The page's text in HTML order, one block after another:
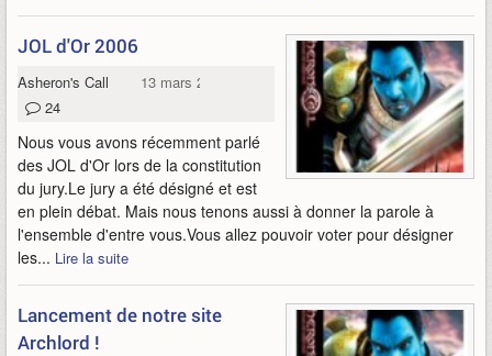
JOL d'Or 2006
Asheron's Call
13 mars 2007
24
Nous vous avons récemment parlé
des JOL d'Or lors de la constitution
du jury.Le jury a été désigné et est
en plein débat. Mais nous tenons aussi à donner la parole à
l'ensemble d'entre vous.Vous allez pouvoir voter pour désigner
les... Lire la suite
Lancement de notre site
Archlord !